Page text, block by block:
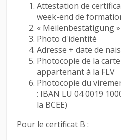
Attestation de
week-end de
« Meilenbestätigung
Photo d'identité
Adresse + date de
Photocopie de la
appartenant à la FLV
Photocopie du
: IBAN LU 04 0019
la BCEE)
Pour le certificat B :